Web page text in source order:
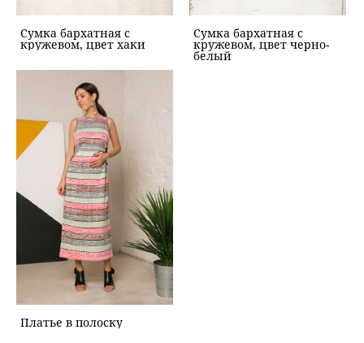
Сумка бархатная с
кружевом, цвет хаки
Сумка бархатная с
кружевом, цвет черно-
белый
Платье в полоску